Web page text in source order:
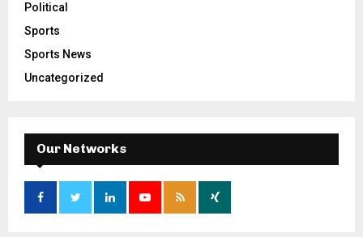
Political
Sports
Sports News
Uncategorized
Our Networks